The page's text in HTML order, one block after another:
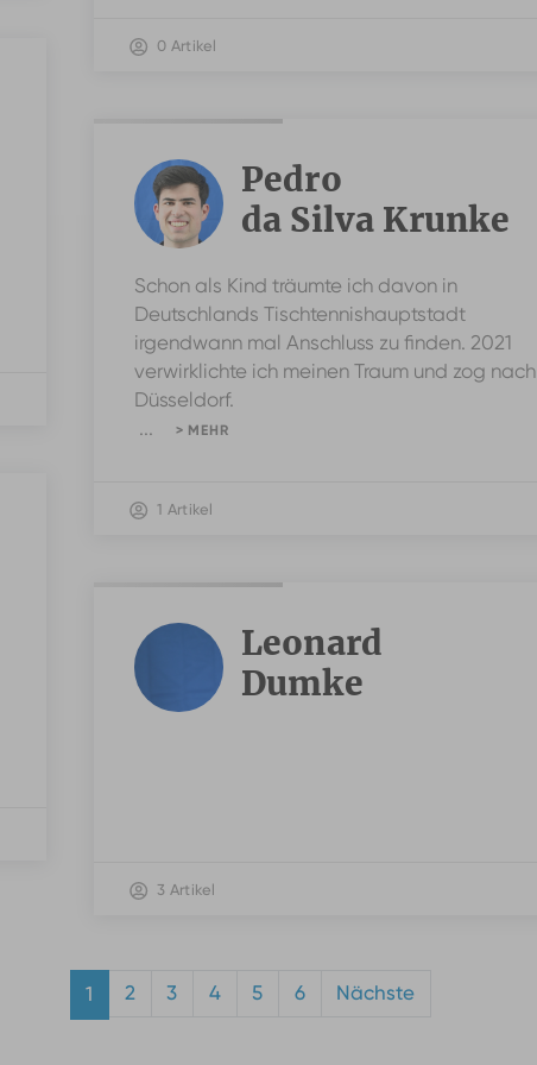
0 Artikel
Pedro
da Silva Krunke
Schon als Kind träumte ich davon in
Deutschlands Tischtennishauptstadt
irgendwann mal Anschluss zu finden. 2021
verwirklichte ich meinen Traum und zog nach
Düsseldorf.
...
> MEHR
1 Artikel
Leonard
Dumke
3 Artikel
1 2 3 4 5 6 Nächste